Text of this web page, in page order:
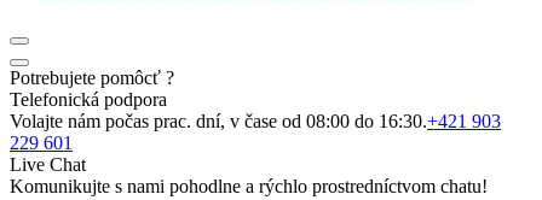
Potrebujete pomôcť ?
Telefonická podpora
Volajte nám počas prac. dní, v čase od 08:00 do 16:30.+421 903
229 601
Live Chat
Komunikujte s nami pohodlne a rýchlo prostredníctvom chatu!